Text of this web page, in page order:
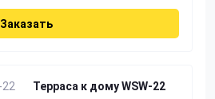
Заказать
Терраса к дому WSW-22